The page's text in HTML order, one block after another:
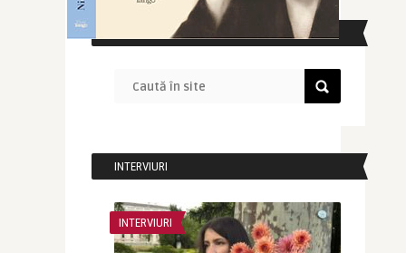
CAUTĂ ÎN SITE
INTERVIURI
INTERVIURI